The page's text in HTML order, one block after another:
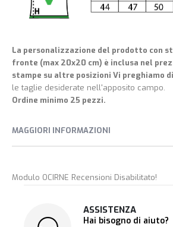
La personalizzazione del prodotto con
fronte (max 20x20 cm) è inclusa nel
stampe su altre posizioni Vi preghiamo
le taglie desiderate nell'apposito campo.
Ordine minimo 25 pezzi.
MAGGIORI INFORMAZIONI
Modulo OCIRNE Recensioni Disabilitato!
ASSISTENZA
Hai bisogno di aiuto?